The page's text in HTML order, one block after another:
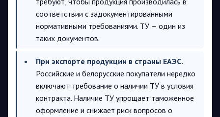
соответствии с задокументированными
нормативными требованиями. ТУ — один из
таких документов.
При экспорте продукции в страны ЕАЭС.
Российские и белорусские покупатели нередко
включают требование о наличии ТУ в условия
контракта. Наличие ТУ упрощает таможенное
оформление и снижает риск вопросов о